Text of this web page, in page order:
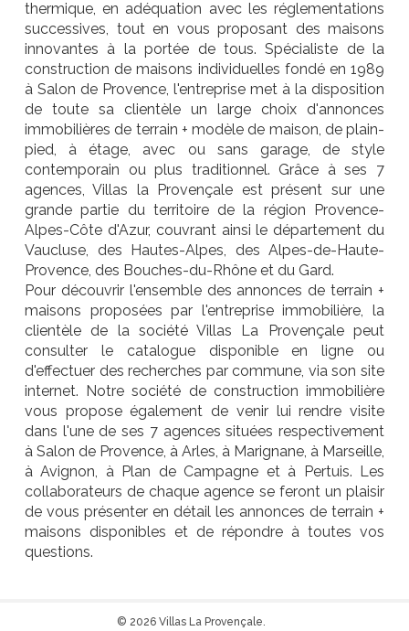
thermique, en adéquation avec les réglementations
successives, tout en vous proposant des maisons
innovantes à la portée de tous. Spécialiste de la
construction de maisons individuelles fondé en 1989
à Salon de Provence, l'entreprise met à la disposition
de toute sa clientèle un large choix d'annonces
immobilières de terrain + modèle de maison, de plain-
pied, à étage, avec ou sans garage, de style
contemporain ou plus traditionnel. Grâce à ses 7
agences, Villas la Provençale est présent sur une
grande partie du territoire de la région Provence-
Alpes-Côte d'Azur, couvrant ainsi le département du
Vaucluse, des Hautes-Alpes, des Alpes-de-Haute-
Provence, des Bouches-du-Rhône et du Gard.
Pour découvrir l'ensemble des annonces de terrain +
maisons proposées par l'entreprise immobilière, la
clientèle de la société Villas La Provençale peut
consulter le catalogue disponible en ligne ou
d'effectuer des recherches par commune, via son site
internet. Notre société de construction immobilière
vous propose également de venir lui rendre visite
dans l'une de ses 7 agences situées respectivement
à Salon de Provence, à Arles, à Marignane, à Marseille,
à Avignon, à Plan de Campagne et à Pertuis. Les
collaborateurs de chaque agence se feront un plaisir
de vous présenter en détail les annonces de terrain +
maisons disponibles et de répondre à toutes vos
questions.
© 2026 Villas La Provençale.